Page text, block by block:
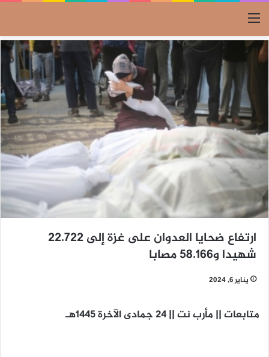
القائمة
ارتفاع ضحايا العدوان على غزة إلى 22.722
شهيدا و58.166 مصابا
يناير 6, 2024
متابعات || مأرب نت || 24 جمادى الآخرة 1445هـ